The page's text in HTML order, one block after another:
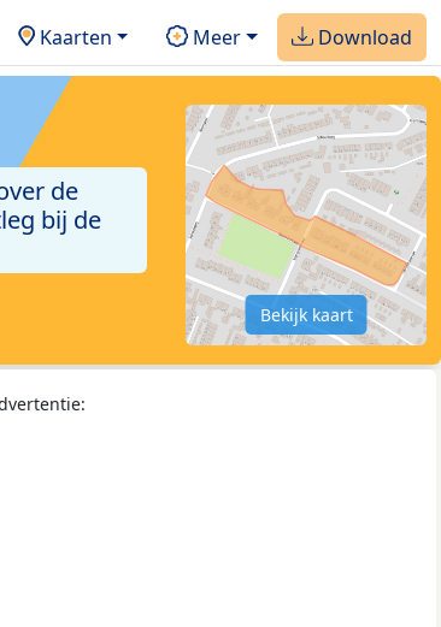
Kaarten Meer Download
de
bij de
Bekijk kaart